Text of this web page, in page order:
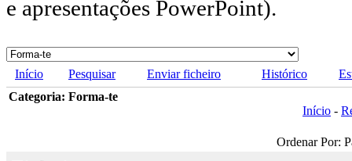
e apresentações PowerPoint).
Início Pesquisar Enviar ficheiro Histórico
Categoria: Forma-te
Início -
Ordenar Por: